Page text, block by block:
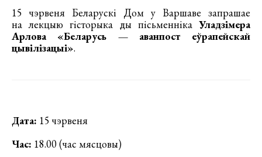
15 чэрвеня Беларускі Дом у Варшаве запрашае
на лекцыю гісторыка ды пісьменніка Уладзімера
Арлова «Беларусь — аванпост еўрапейскай
цывілізацыі».
Дата: 15 чэрвеня
Час: 18.00 (час мясцовы)